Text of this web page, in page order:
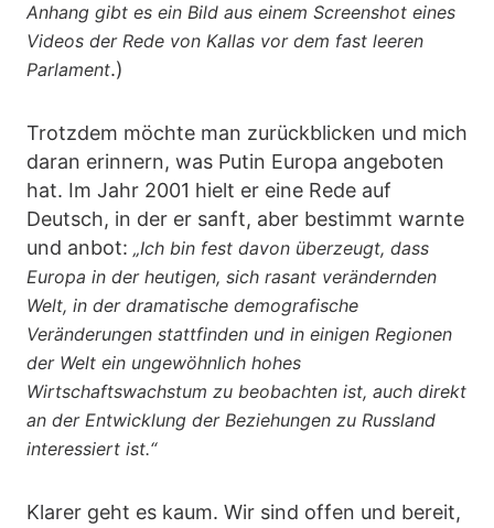
Anhang gibt es ein Bild aus einem Screenshot eines
Videos der Rede von Kallas vor dem fast leeren
Parlament.)
Trotzdem möchte man zurückblicken und mich
daran erinnern, was Putin Europa angeboten
hat. Im Jahr 2001 hielt er eine Rede auf
Deutsch, in der er sanft, aber bestimmt warnte
und anbot: „Ich bin fest davon überzeugt, dass
Europa in der heutigen, sich rasant verändernden
Welt, in der dramatische demografische
Veränderungen stattfinden und in einigen Regionen
der Welt ein ungewöhnlich hohes
Wirtschaftswachstum zu beobachten ist, auch direkt
an der Entwicklung der Beziehungen zu Russland
interessiert ist.“
Klarer geht es kaum. Wir sind offen und bereit,